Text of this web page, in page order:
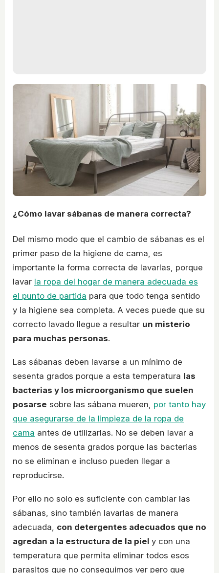
¿Cómo lavar sábanas de manera correcta?
Del mismo modo que el cambio de sábanas es el
primer paso de la higiene de cama, es
importante la forma correcta de lavarlas, porque
lavar la ropa del hogar de manera adecuada es
el punto de partida para que todo tenga sentido
y la higiene sea completa. A veces puede que su
correcto lavado llegue a resultar un misterio
para muchas personas.
Las sábanas deben lavarse a un mínimo de
sesenta grados porque a esta temperatura las
bacterias y los microorganismo que suelen
posarse sobre las sábana mueren, por tanto hay
que asegurarse de la limpieza de la ropa de
cama antes de utilizarlas. No se deben lavar a
menos de sesenta grados porque las bacterias
no se eliminan e incluso pueden llegar a
reproducirse.
Por ello no solo es suficiente con cambiar las
sábanas, sino también lavarlas de manera
adecuada, con detergentes adecuados que no
agredan a la estructura de la piel y con una
temperatura que permita eliminar todos esos
parasitos que no conseguimos ver pero que